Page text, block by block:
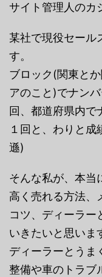
サイト管理人のカ
某社で現役セール
す。
ブロック(関東と
アのこと)でナン
回、都道府県内で
１回と、わりと
遜)
そんな私が、本当
高く売れる方法、
コツ、ディーラー
いきたいと思いま
ディーラーとうま
整備や車のトラブ